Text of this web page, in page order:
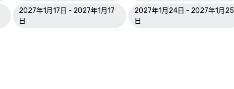
2027年1月17日 - 2027年1月17
日
2027年1月24日 - 2027年1月25
日